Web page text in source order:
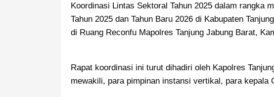
Koordinasi Lintas Sektoral Tahun 2025 dalam rangka
Tahun 2025 dan Tahun Baru 2026 di Kabupaten
di Ruang Reconfu Mapolres Tanjung Jabung Barat,
Rapat koordinasi ini turut dihadiri oleh Kapolres
mewakili, para pimpinan instansi vertikal, para kepala